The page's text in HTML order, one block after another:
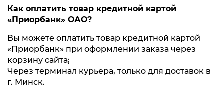
Как оплатить товар кредитной картой
«Приорбанк» ОАО?
Вы можете оплатить товар кредитной картой
«Приорбанк» при оформлении заказа через
корзину сайта;
Через терминал курьера, только для доставок в
г. Минск.